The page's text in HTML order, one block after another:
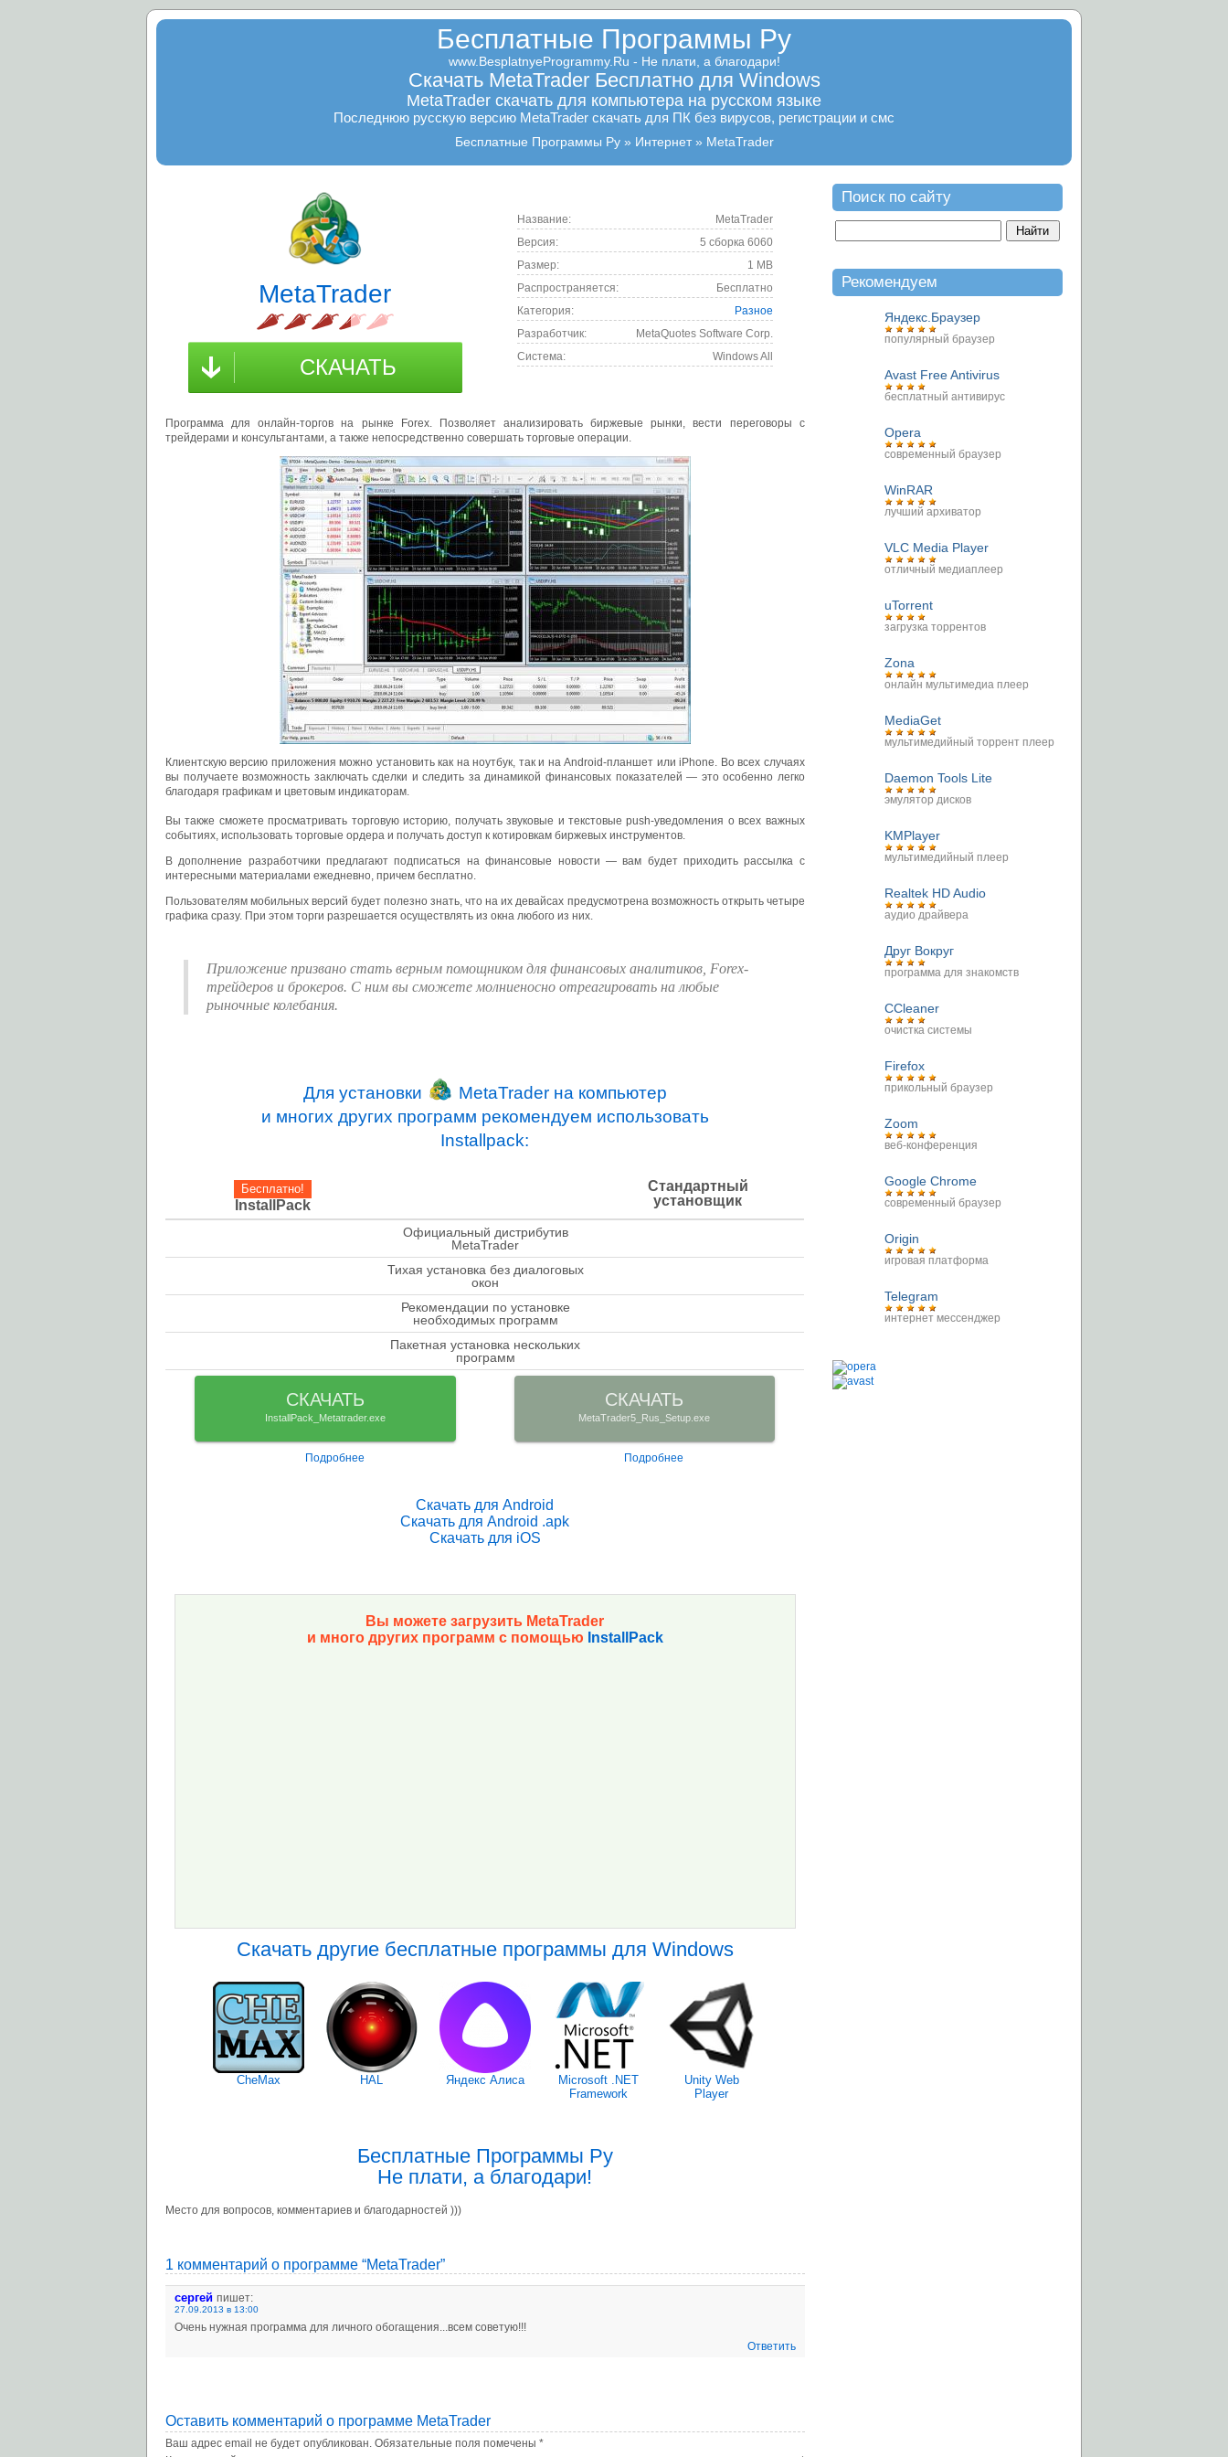
Бесплатные Программы Ру
www.BesplatnyeProgrammy.Ru - Не плати, а благодари!
Скачать MetaTrader Бесплатно для Windows
MetaTrader скачать для компьютера на русском языке
Последнюю русскую версию MetaTrader скачать для ПК без вирусов, регистрации и смс
Бесплатные Программы Ру Интернет MetaTrader
MetaTrader
СКАЧАТЬ
Название:
MetaTrader
Версия:
5 сборка 6060
Размер:
1 MB
Распространяется:
Бесплатно
Категория:
Разное
Разработчик:
MetaQuotes Software Corp.
Cистема:
Windows All
Программа для онлайн-торгов на рынке Forex. Позволяет анализировать биржевые рынки, вести переговоры с
трейдерами и консультантами, а также непосредственно совершать торговые операции.
Клиентскую версию приложения можно установить как на ноутбук, так и на Android-планшет или iPhone. Во всех случаях
вы получаете возможность заключать сделки и следить за динамикой финансовых показателей — это особенно легко
благодаря графикам и цветовым индикаторам.
Вы также сможете просматривать торговую историю, получать звуковые и текстовые push-уведомления о всех важных
событиях, использовать торговые ордера и получать доступ к котировкам биржевых инструментов.
В дополнение разработчики предлагают подписаться на финансовые новости — вам будет приходить рассылка с
интересными материалами ежедневно, причем бесплатно.
Пользователям мобильных версий будет полезно знать, что на их девайсах предусмотрена возможность открыть четыре
графика сразу. При этом торги разрешается осуществлять из окна любого из них.
Приложение призвано стать верным помощником для финансовых аналитиков, Forex-
трейдеров и брокеров. С ним вы сможете молниеносно отреагировать на любые
рыночные колебания.
Для установки
MetaTrader на компьютер
и многих других программ рекомендуем использовать
Installpack:
Бесплатно!
InstallPack
Стандартный
установщик
Официальный дистрибутив
MetaTrader
Тихая установка без диалоговых
окон
Рекомендации по установке
необходимых программ
Пакетная установка нескольких
программ
СКАЧАТЬ
InstallPack_Metatrader.exe
Подробнее
СКАЧАТЬ
MetaTrader5_Rus_Setup.exe
Подробнее
Скачать для Android
Скачать для Android .apk
Скачать для iOS
Вы можете загрузить MetaTrader
и много других программ с помощью InstallPack
Скачать другие бесплатные программы для Windows
CheMax HAL Яндекс Алиса
Microsoft .NET
Framework
Unity Web
Player
Бесплатные Программы Ру
Не плати, а благодари!
Место для вопросов, комментариев и благодарностей )))
1 комментарий о программе “MetaTrader”
сергей пишет:
27.09.2013 в 13:00
Очень нужная программа для личного обогащения...всем советую!!!
Ответить
Оставить комментарий о программе MetaTrader
Ваш адрес email не будет опубликован. Обязательные поля помечены *
Поиск по сайту
Рекомендуем
Яндекс.Браузер
популярный браузер
Avast Free Antivirus
бесплатный антивирус
Opera
современный браузер
WinRAR
лучший архиватор
VLC Media Player
отличный медиаплеер
uTorrent
загрузка торрентов
Zona
онлайн мультимедиа плеер
MediaGet
мультимедийный торрент плеер
Daemon Tools Lite
эмулятор дисков
KMPlayer
мультимедийный плеер
Realtek HD Audio
аудио драйвера
Друг Вокруг
программа для знакомств
CCleaner
очистка системы
Firefox
прикольный браузер
Zoom
веб-конференция
Google Chrome
современный браузер
Origin
игровая платформа
Telegram
интернет мессенджер